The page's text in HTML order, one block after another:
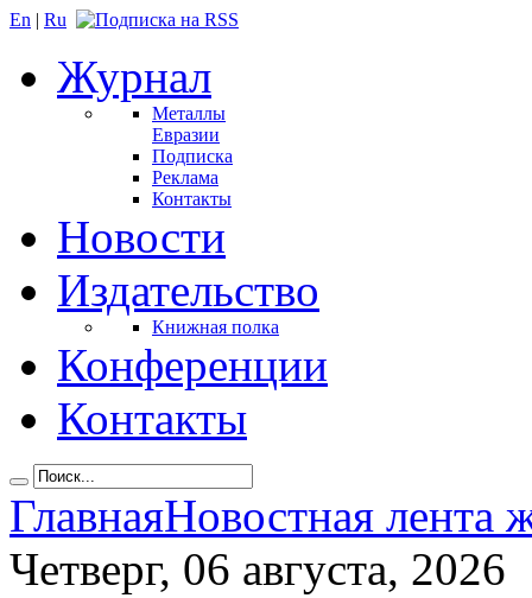
En | Ru
Журнал
Металлы
Евразии
Подписка
Реклама
Контакты
Новости
Издательство
Книжная полка
Конференции
Контакты
ГлавнаяНовостная лента
Четверг, 06 августа, 2026